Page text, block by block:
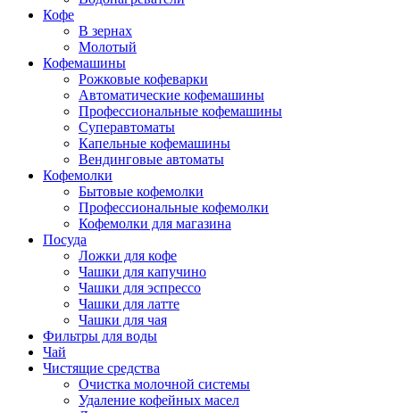
Кофе
В зернах
Молотый
Кофемашины
Рожковые кофеварки
Автоматические кофемашины
Профессиональные кофемашины
Суперавтоматы
Капельные кофемашины
Вендинговые автоматы
Кофемолки
Бытовые кофемолки
Профессиональные кофемолки
Кофемолки для магазина
Посуда
Ложки для кофе
Чашки для капучино
Чашки для эспрессо
Чашки для латте
Чашки для чая
Фильтры для воды
Чай
Чистящие средства
Очистка молочной системы
Удаление кофейных масел